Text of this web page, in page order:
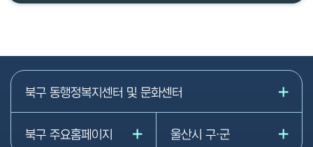
북구 동행정복지센터 및 문화센터
북구 주요홈페이지 울산시 구·군